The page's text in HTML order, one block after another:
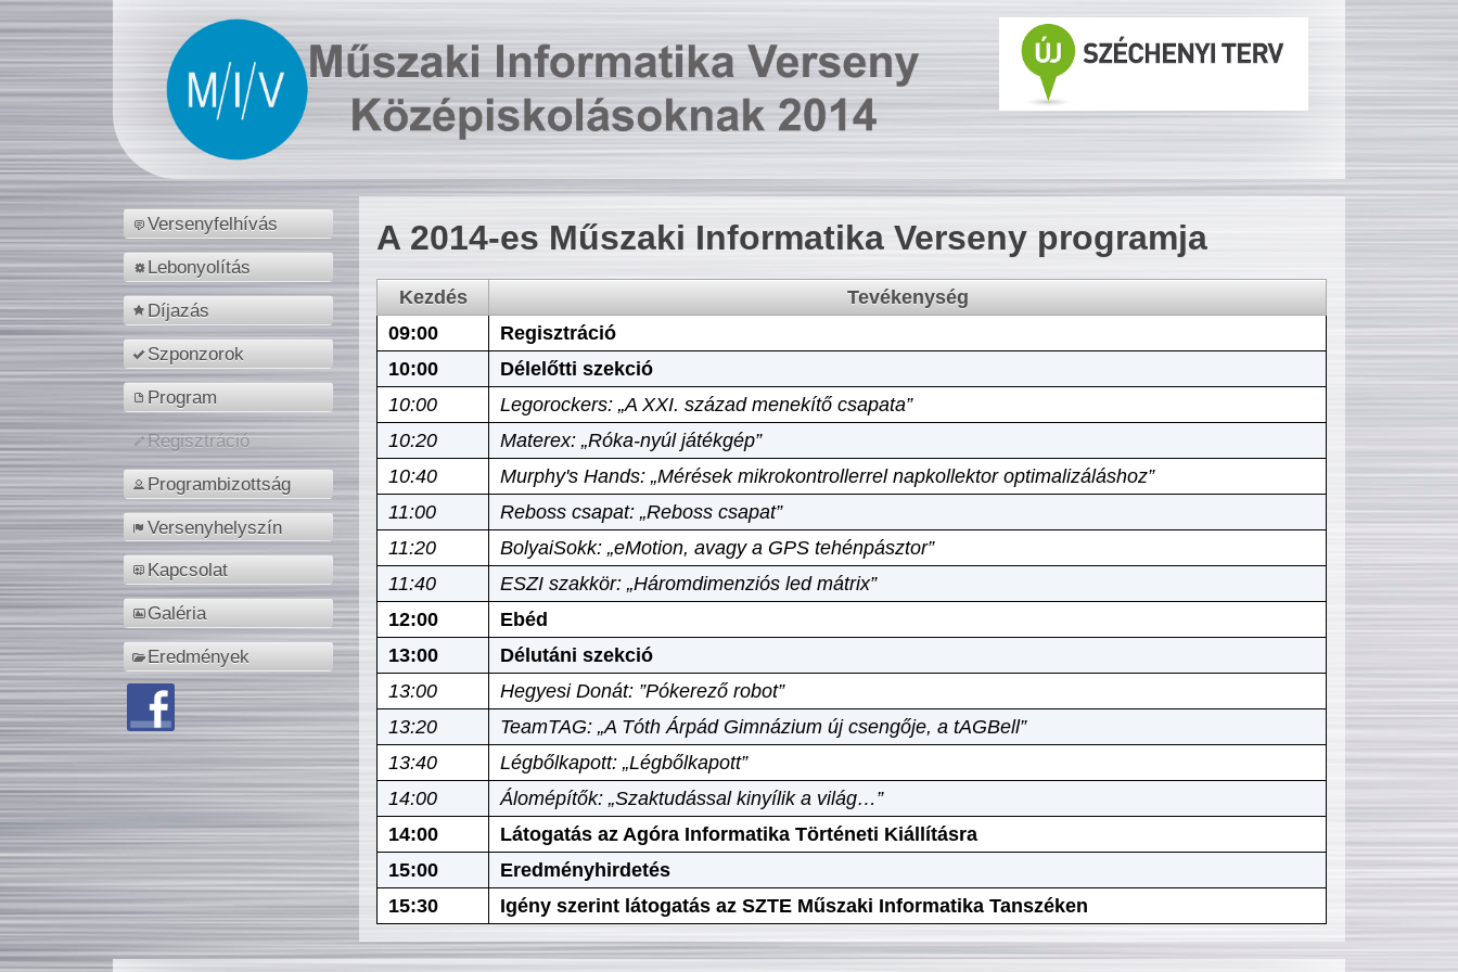
Versenyfelhívás
Lebonyolítás
Díjazás
Szponzorok
Program
Regisztráció
Programbizottság
Versenyhelyszín
Kapcsolat
Galéria
Eredmények
A 2014-es Műszaki Informatika Verseny programja
Kezdés
Tevékenység
09:00
Regisztráció
10:00
Délelőtti szekció
10:00
Legorockers: „A XXI. század menekítő csapata”
10:20
Materex: „Róka-nyúl játékgép”
10:40
Murphy's Hands: „Mérések mikrokontrollerrel napkollektor optimalizáláshoz”
11:00
Reboss csapat: „Reboss csapat”
11:20
BolyaiSokk: „eMotion, avagy a GPS tehénpásztor”
11:40
ESZI szakkör: „Háromdimenziós led mátrix”
12:00
Ebéd
13:00
Délutáni szekció
13:00
Hegyesi Donát: ”Pókerező robot”
13:20
TeamTAG: „A Tóth Árpád Gimnázium új csengője, a tAGBell”
13:40
Légbőlkapott: „Légbőlkapott”
14:00
Álomépítők: „Szaktudással kinyílik a világ…”
14:00
Látogatás az Agóra Informatika Történeti Kiállításra
15:00
Eredményhirdetés
15:30
Igény szerint látogatás az SZTE Műszaki Informatika Tanszéken